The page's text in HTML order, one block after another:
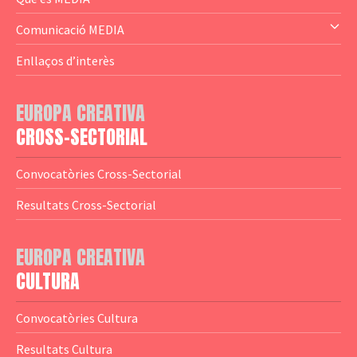
— Altres
— El subprograma MEDIA
— Agència Executiva
— Logotips
Comunicació MEDIA
— Estrenes a Catalunya
— Notícies
— Publicacions
— Guies MEDIA
— Altres Guies
— Presentacions
— Estudis
Enllaços d’interès
EUROPA CREATIVA
CROSS-SECTORIAL
Convocatòries Cross-Sectorial
Resultats Cross-Sectorial
EUROPA CREATIVA
CULTURA
Convocatòries Cultura
Resultats Cultura